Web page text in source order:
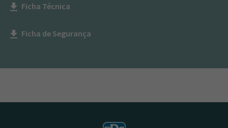
get_app Ficha Técnica
get_app Ficha de Segurança